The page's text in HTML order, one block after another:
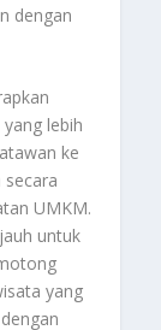
dengan
lebih
ke
UMKM.
untuk
yang